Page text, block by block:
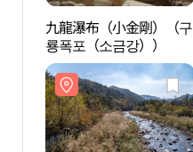
九龍瀑布（小金剛）（구
룡폭포（소금강））